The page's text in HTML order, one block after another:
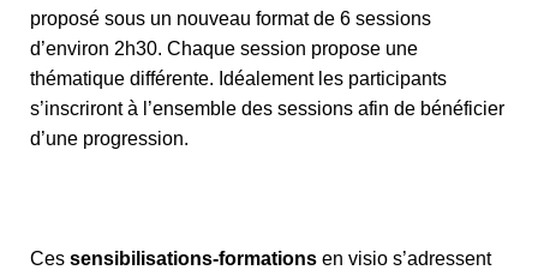
proposé sous un nouveau format de 6 sessions
d’environ 2h30. Chaque session propose une
thématique différente. Idéalement les participants
s’inscriront à l’ensemble des sessions afin de bénéficier
d’une progression.
Ces sensibilisations-formations en visio s’adressent